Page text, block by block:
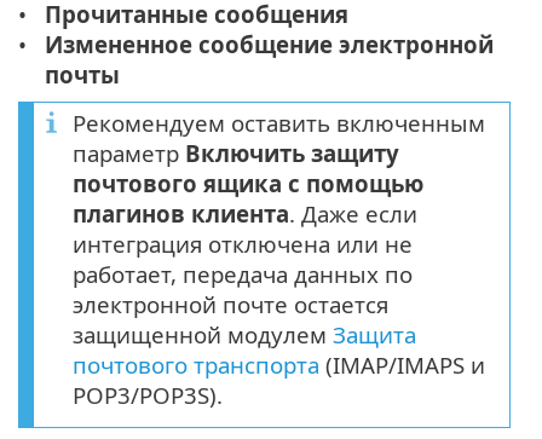
Прочитанные сообщения
Измененное сообщение электронной
почты
Рекомендуем оставить включенным
параметр Включить защиту
почтового ящика с помощью
плагинов клиента. Даже если
интеграция отключена или не
работает, передача данных по
электронной почте остается
защищенной модулем Защита
почтового транспорта (IMAP/IMAPS и
POP3/POP3S).